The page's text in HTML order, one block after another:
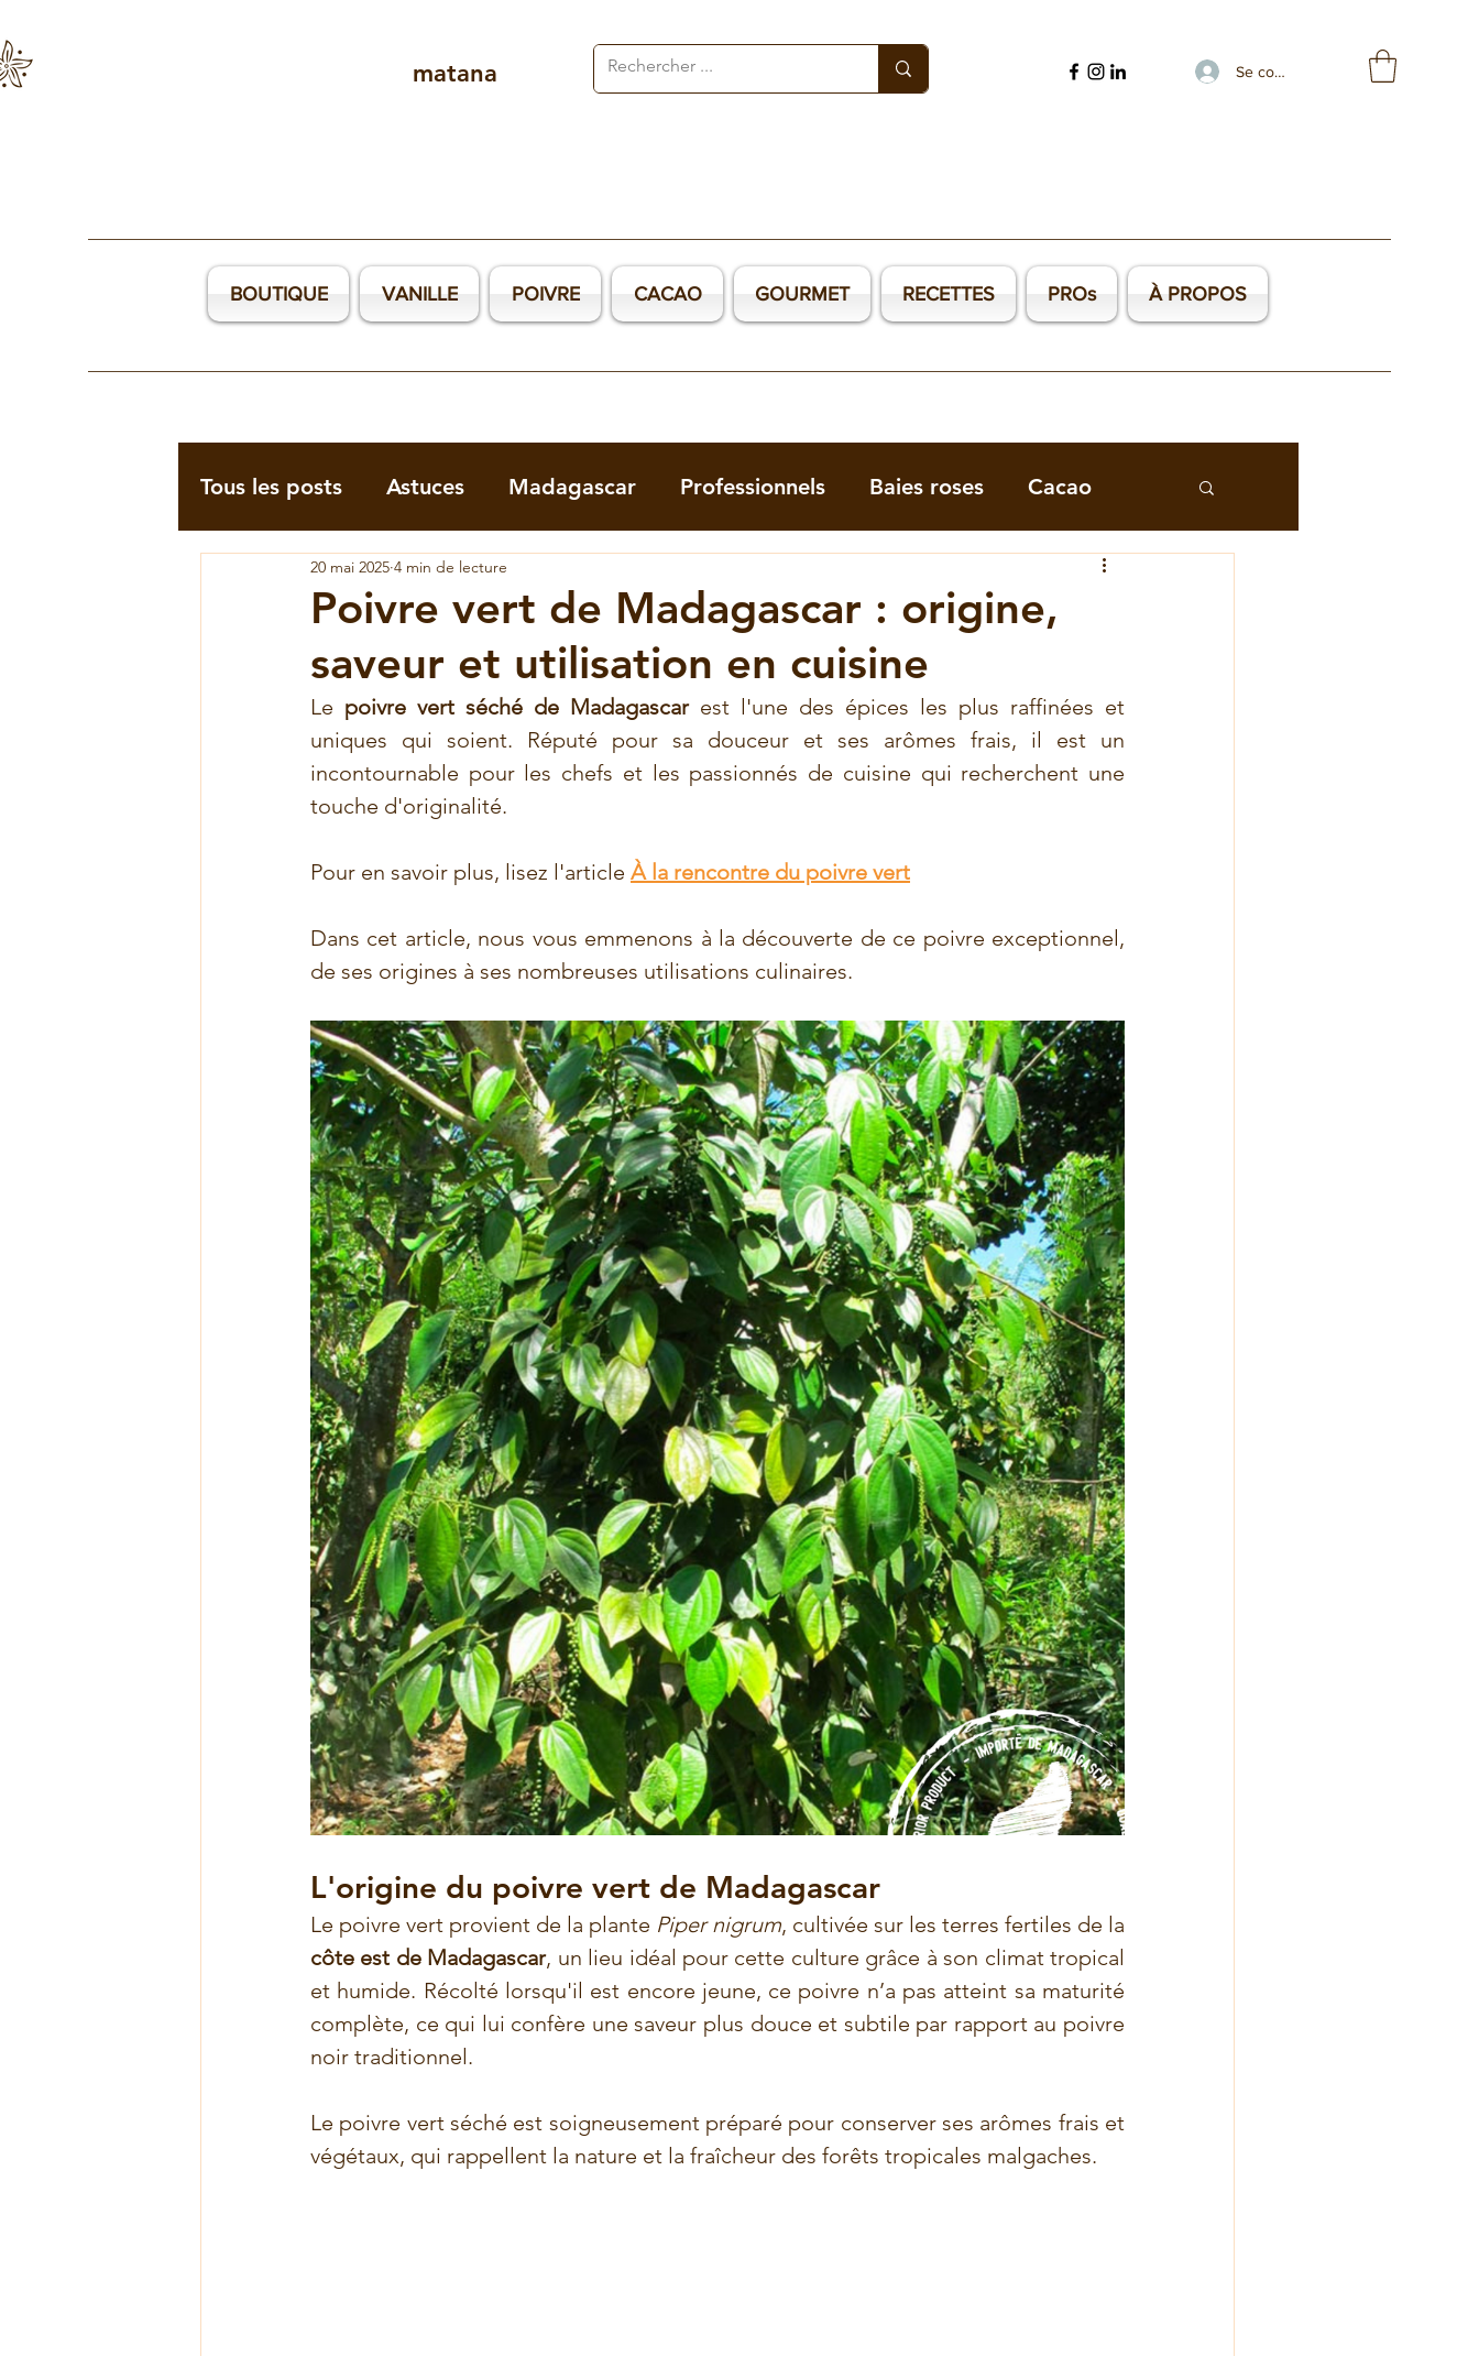
matana Se connecter
BOUTIQUE VANILLE POIVRE CACAO GOURMET RECETTES PROs À PROPOS
Tous les posts Astuces Madagascar Professionnels Baies roses Cacao
Cannelle Combava Pili-pili
Poivre blanc Poivre vert Vanille Voatsiperifery Recettes au cacao
Recettes au combava Recettes aux Baies roses Recettes au Moringa
Poivre vert de Madagascar : origine,
saveur et utilisation en cuisine
20 mai 2025 4 min de lecture
Le poivre vert séché de Madagascar est l'une des épices les plus raffinées et
uniques qui soient. Réputé pour sa douceur et ses arômes frais, il est un
incontournable pour les chefs et les passionnés de cuisine qui recherchent une
touche d'originalité.
Pour en savoir plus, lisez l'article À la rencontre du poivre vert
Dans cet article, nous vous emmenons à la découverte de ce poivre exceptionnel,
de ses origines à ses nombreuses utilisations culinaires.
L'origine du poivre vert de Madagascar
Le poivre vert provient de la plante Piper nigrum
côte est de Madagascar, un lieu idéal pour cette culture grâce à son climat tropical
et humide. Récolté lorsqu'il est encore jeune, ce poivre n’a pas atteint sa maturité
complète, ce qui lui confère une saveur plus douce et subtile par rapport au poivre
noir traditionnel.
Le poivre vert séché est soigneusement préparé pour conserver ses arômes frais et
végétaux, qui rappellent la nature et la fraîcheur des forêts tropicales malgaches.